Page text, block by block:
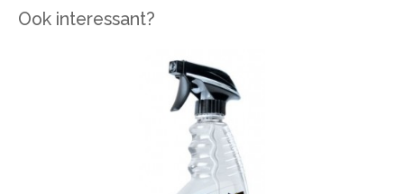
Ook interessant?